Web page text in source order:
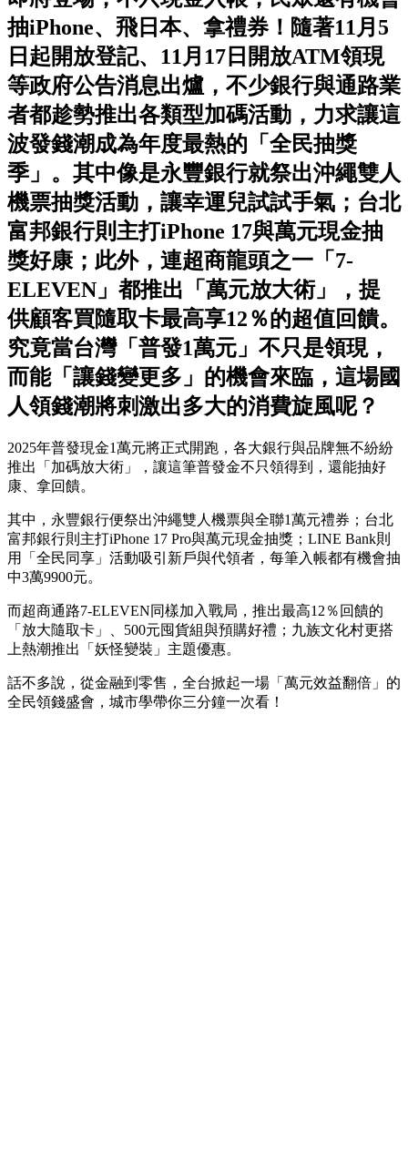
抽iPhone、飛日本、拿禮券！隨著11月5
日起開放登記、11月17日開放ATM領現
等政府公告消息出爐，不少銀行與通路業
者都趁勢推出各類型加碼活動，力求讓這
波發錢潮成為年度最熱的「全民抽獎
季」。其中像是永豐銀行就祭出沖繩雙人
機票抽獎活動，讓幸運兒試試手氣；台北
富邦銀行則主打iPhone 17與萬元現金抽
獎好康；此外，連超商龍頭之一「7-
ELEVEN」都推出「萬元放大術」，提
供顧客買隨取卡最高享12％的超值回饋。
究竟當台灣「普發1萬元」不只是領現，
而能「讓錢變更多」的機會來臨，這場國
人領錢潮將刺激出多大的消費旋風呢？
2025年普發現金1萬元將正式開跑，各大銀行與品牌無不紛紛
推出「加碼放大術」，讓這筆普發金不只領得到，還能抽好
康、拿回饋。
其中，永豐銀行便祭出沖繩雙人機票與全聯1萬元禮券；台北
富邦銀行則主打iPhone 17 Pro與萬元現金抽獎；LINE Bank則
用「全民同享」活動吸引新戶與代領者，每筆入帳都有機會抽
中3萬9900元。
而超商通路7-ELEVEN同樣加入戰局，推出最高12％回饋的
「放大隨取卡」、500元囤貨組與預購好禮；九族文化村更搭
上熱潮推出「妖怪變裝」主題優惠。
話不多說，從金融到零售，全台掀起一場「萬元效益翻倍」的
全民領錢盛會，城市學帶你三分鐘一次看！